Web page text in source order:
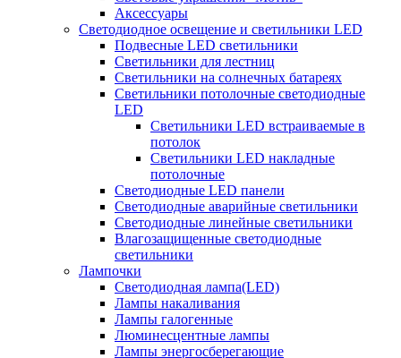
Аксессуары
Светодиодное освещение и светильники LED
Подвесные LED светильники
Светильники для лестниц
Светильники на солнечных батареях
Светильники потолочные светодиодные
LED
Cветильники LED встраиваемые в
потолок
Светильники LED накладные
потолочные
Светодиодные LED панели
Светодиодные аварийные светильники
Светодиодные линейные светильники
Влагозащищенные светодиодные
светильники
Лампочки
Светодиодная лампа(LED)
Лампы накаливания
Лампы галогенные
Люминесцентные лампы
Лампы энергосберегающие